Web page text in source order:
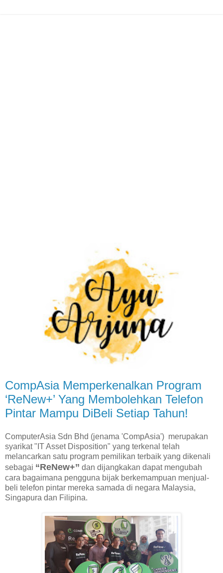
CompAsia Memperkenalkan Program
‘ReNew+’ Yang Membolehkan Telefon
Pintar Mampu DiBeli Setiap Tahun!
ComputerAsia Sdn Bhd (jenama 'CompAsia') merupakan
syarikat "IT Asset Disposition" yang terkenal telah
melancarkan satu program pemilikan terbaik yang dikenali
sebagai “ReNew+’’ dan dijangkakan dapat mengubah
cara bagaimana pengguna bijak berkemampuan menjual-
beli telefon pintar mereka samada di negara Malaysia,
Singapura dan Filipina.